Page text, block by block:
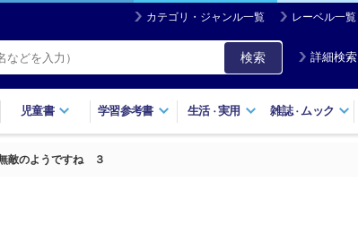
カテゴリ・ジャンル一覧 レーベル一覧
検索 詳細検索
児童書 学習参考書 生活・実用 雑誌・ ムック
敵のようですね ３